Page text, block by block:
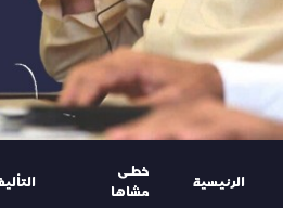
الرئيسية
خطى
مشاها